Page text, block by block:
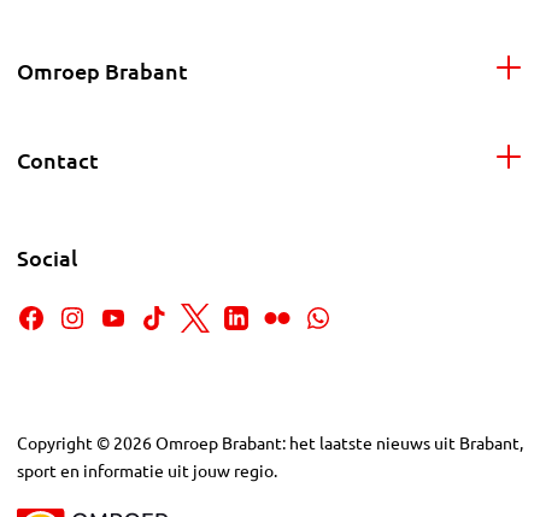
Omroep Brabant
Contact
Social
Copyright © 2026Omroep Brabant: het laatste nieuws uit Brabant,
sport en informatie uit jouw regio.